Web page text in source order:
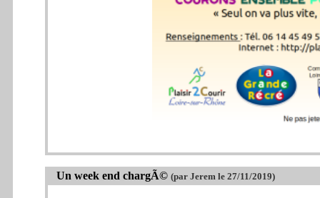
Un week end chargÃ© (par Jerem le 27/11/2019)